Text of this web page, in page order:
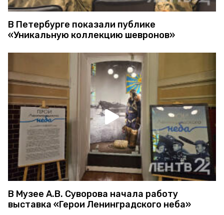
В Петербурге показали публике
«Уникальную коллекцию шевронов»
В Музее А.В. Суворова начала работу
выставка «Герои Ленинградского неба»